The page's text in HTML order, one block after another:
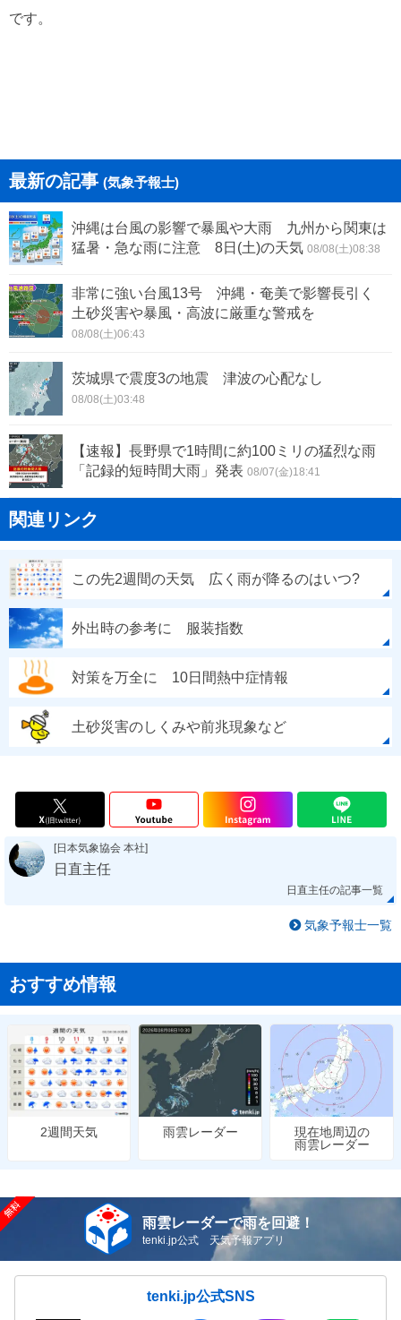
です。
最新の記事 (気象予報士)
沖縄は台風の影響で暴風や大雨 九州から関東は
猛暑・急な雨に注意 8日(土)の天気 08/08(土)08:38
非常に強い台風13号 沖縄・奄美で影響長引く
土砂災害や暴風・高波に厳重な警戒を
08/08(土)06:43
茨城県で震度3の地震 津波の心配なし
08/08(土)03:48
【速報】長野県で1時間に約100ミリの猛烈な雨
「記録的短時間大雨」発表 08/07(金)18:41
関連リンク
この先2週間の天気 広く雨が降るのはいつ?
外出時の参考に 服装指数
対策を万全に 10日間熱中症情報
土砂災害のしくみや前兆現象など
[日本気象協会 本社]
日直主任
日直主任の記事一覧
気象予報士一覧
おすすめ情報
2週間天気 雨雲レーダー
現在地周辺の
雨雲レーダー
雨雲レーダーで雨を回避！
tenki.jp公式 天気予報アプリ
tenki.jp公式SNS